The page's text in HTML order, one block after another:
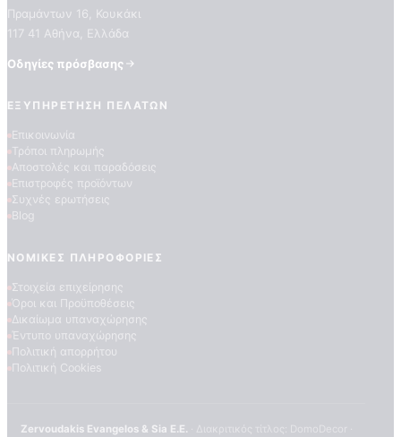
ΠΟΙΟΤΗΤΕΣ ΤΑΠΕΤΣΑΡΙΩΝ
Πραμάντων 16, Κουκάκι
117 41 Αθήνα, Ελλάδα
Οδηγίες πρόσβασης
ΕΞΥΠΗΡΈΤΗΣΗ ΠΕΛΑΤΏΝ
Επικοινωνία
Τρόποι πληρωμής
Αποστολές και παραδόσεις
Επιστροφές προϊόντων
Συχνές ερωτήσεις
Blog
ΝΟΜΙΚΈΣ ΠΛΗΡΟΦΟΡΊΕΣ
Στοιχεία επιχείρησης
Όροι και Προϋποθέσεις
Δικαίωμα υπαναχώρησης
Έντυπο υπαναχώρησης
Πολιτική απορρήτου
Πολιτική Cookies
Zervoudakis Evangelos & Sia E.E.